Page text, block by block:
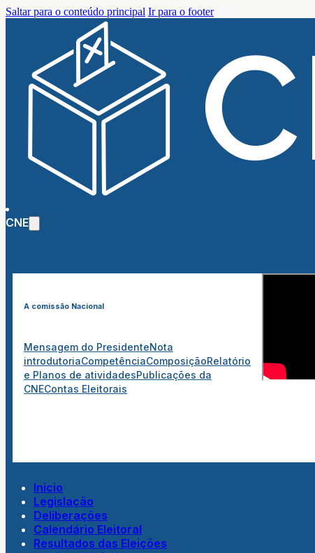
Saltar para o conteúdo principal Ir para o footer
CNE
A comissão Nacional
Mensagem do PresidenteNota
introdutoriaCompetênciaComposiçãoRelatório
e Planos de atividadesPublicações da
CNEContas Eleitorais
Inicio
Legislação
Deliberações
Calendário Eleitoral
Resultados das Eleições